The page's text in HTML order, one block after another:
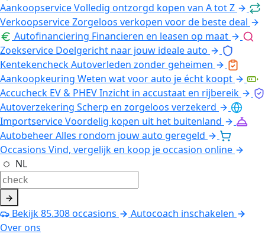
AankoopserviceVolledig ontzorgd kopen van A tot Z
VerkoopserviceZorgeloos verkopen voor de beste deal
Autofinanciering Financieren en leasen op maat
Zoekservice Doelgericht naar jouw ideale auto
KentekencheckAutoverleden zonder geheimen
Aankoopkeuring Weten wat voor auto je écht koopt
Accucheck EV & PHEVInzicht in accustaat en rijbereik
Autoverzekering Scherp en zorgeloos verzekerd
ImportserviceVoordelig kopen uit het buitenland
AutobeheerAlles rondom jouw auto geregeld
Occasions Vind, vergelijk en koop je occasion online
NL
Bekijk85.308occasions
Autocoach inschakelen
Over ons